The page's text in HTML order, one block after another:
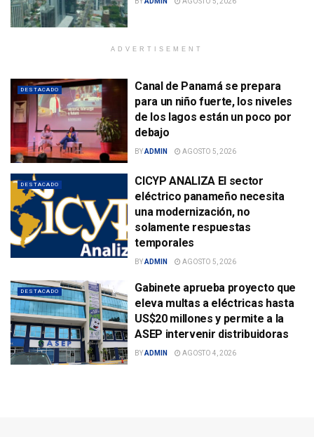
ADVERTISEMENT
DESTACADO
Canal de Panamá se prepara
para un niño fuerte, los niveles
de los lagos están un poco por
debajo
BYADMIN AGOSTO 5, 2026
DESTACADO
CICYP ANALIZA El sector
eléctrico panameño necesita
una modernización, no
solamente respuestas
temporales
BYADMIN AGOSTO 5, 2026
DESTACADO
Gabinete aprueba proyecto que
eleva multas a eléctricas hasta
US$20 millones y permite a la
ASEP intervenir distribuidoras
BYADMIN AGOSTO 4, 2026